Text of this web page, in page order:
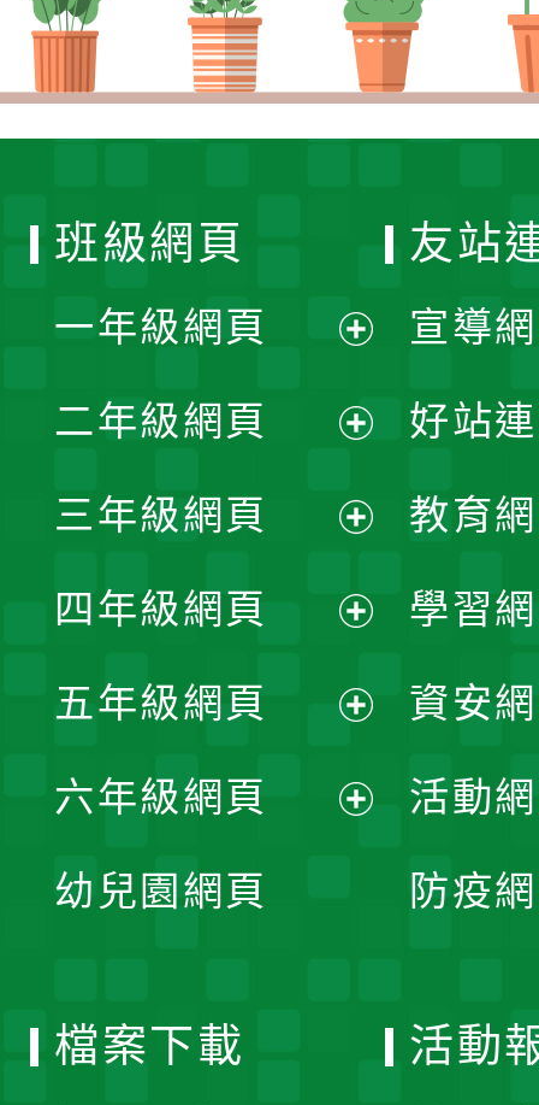
班級網頁
一年級網頁
開
選
單
二年級網頁
開
選
單
三年級網頁
開
選
單
四年級網頁
開
選
五年級網頁
開
六年級網頁
幼兒園網頁
友站
宣導
好站
教育
學習
資安
活動
防疫
檔案下載 活動